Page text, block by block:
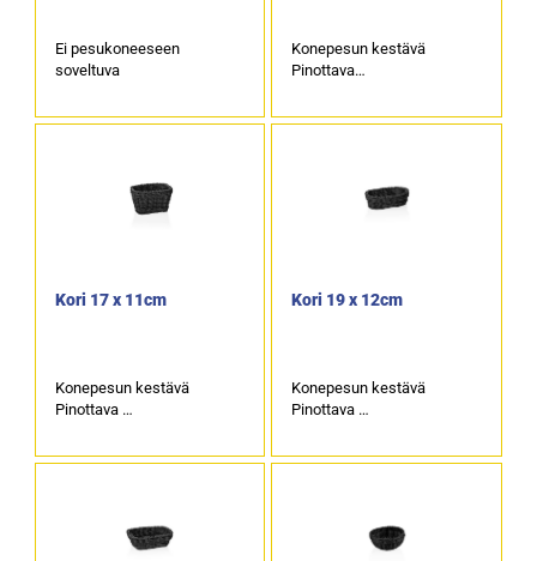
Ei pesukoneeseen
soveltuva
Konepesun kestävä
Pinottava
Kori 17 x 11cm
Konepesun kestävä
Pinottava
Kori 19 x 12cm
Konepesun kestävä
Pinottava